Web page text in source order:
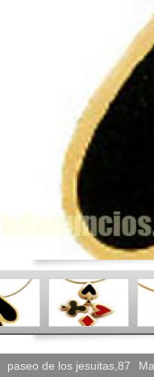
paseo de los jesuitas,87